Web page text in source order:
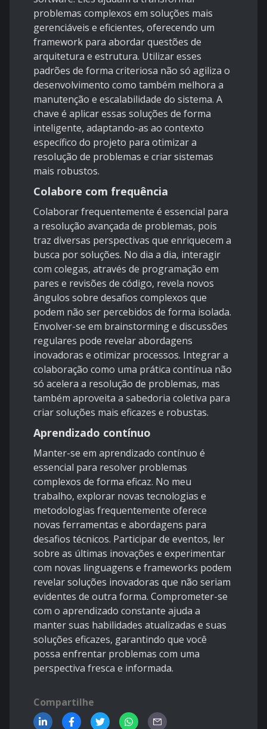
problemas complexos em soluções mais
gerenciáveis e eficientes, oferecendo um
framework para abordar questões de
arquitetura e estrutura. Utilizar esses
padrões de forma criteriosa não só agiliza o
desenvolvimento como também melhora a
manutenção e escalabilidade do sistema. A
chave é aplicar essas soluções de forma
inteligente, adaptando-as ao contexto
específico do projeto para otimizar a
resolução de problemas e criar sistemas
mais robustos.
Colabore com frequência
Colaborar frequentemente é essencial para
a resolução avançada de problemas, pois
traz diversas perspectivas que enriquecem a
busca por soluções. No dia a dia, interagir
com colegas, através de programação em
pares e revisões de código, revela novos
ângulos sobre desafios complexos que
podem não ser percebidos de forma isolada.
Envolver-se em brainstorming e discussões
regulares pode revelar abordagens
inovadoras e otimizar processos. Integrar a
colaboração como uma prática contínua não
só acelera a resolução de problemas, mas
também aproveita a sabedoria coletiva para
criar soluções mais eficazes e robustas.
Aprendizado contínuo
Manter-se em aprendizado contínuo é
essencial para resolver problemas
complexos de forma eficaz. No meu
trabalho, explorar novas tecnologias e
metodologias frequentemente oferece
novas ferramentas e abordagens para
desafios técnicos. Participar de eventos, ler
sobre as últimas inovações e experimentar
com novas linguagens e frameworks podem
revelar soluções inovadoras que não seriam
evidentes de outra forma. Comprometer-se
com o aprendizado constante ajuda a
manter suas habilidades atualizadas e suas
soluções eficazes, garantindo que você
possa enfrentar problemas com uma
perspectiva fresca e informada.
Compartilhe